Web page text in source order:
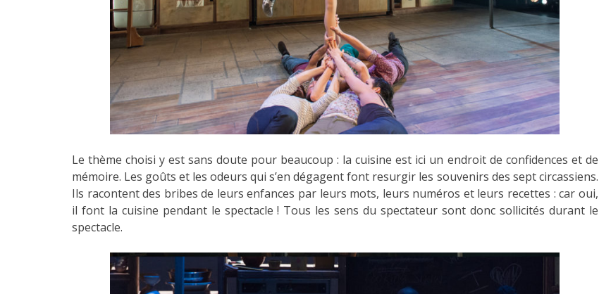
Le thème choisi y est sans doute pour beaucoup : la cuisine est ici un endroit de confidences et de
mémoire. Les goûts et les odeurs qui s’en dégagent font resurgir les souvenirs des sept circassiens.
Ils racontent des bribes de leurs enfances par leurs mots, leurs numéros et leurs recettes : car oui,
il font la cuisine pendant le spectacle ! Tous les sens du spectateur sont donc sollicités durant le
spectacle.